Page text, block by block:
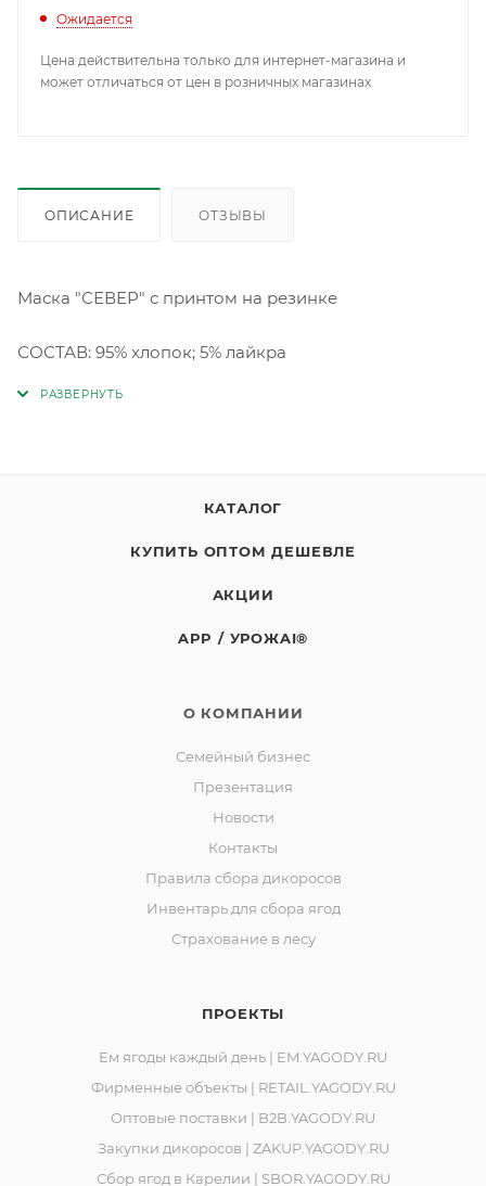
Ожидается
Цена действительна только для интернет-магазина и
может отличаться от цен в розничных магазинах
ОПИСАНИЕ ОТЗЫВЫ
Маска "СЕВЕР" с принтом на резинке
СОСТАВ: 95% хлопок; 5% лайкра
КАТАЛОГ
КУПИТЬ ОПТОМ ДЕШЕВЛЕ
АКЦИИ
APP / УРОЖAI®
О КОМПАНИИ
Семейный бизнес
Презентация
Новости
Контакты
Правила сбора дикоросов
Инвентарь для сбора ягод
Страхование в лесу
ПРОЕКТЫ
Ем ягоды каждый день | EM.YAGODY.RU
Фирменные объекты | RETAIL.YAGODY.RU
Оптовые поставки | B2B.YAGODY.RU
Закупки дикоросов | ZAKUP.YAGODY.RU
Сбор ягод в Карелии | SBOR.YAGODY.RU